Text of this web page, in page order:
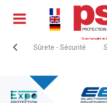
Toute l'actualité de
Sûrete - Sécurité